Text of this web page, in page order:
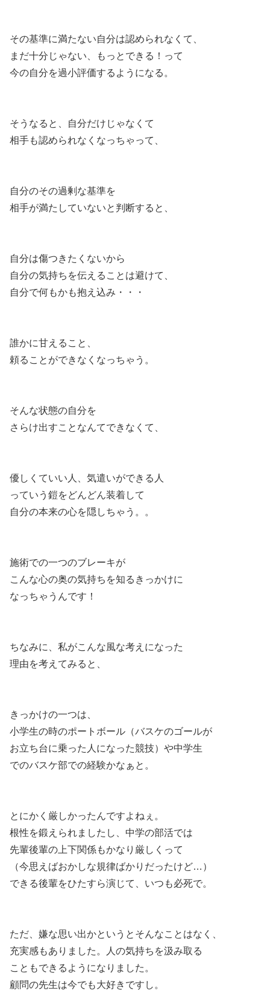
その基準に満たない自分は認められなくて、
まだ十分じゃない、もっとできる！って
今の自分を過小評価するようになる。
そうなると、自分だけじゃなくて
相手も認められなくなっちゃって、
自分のその過剰な基準を
相手が満たしていないと判断すると、
自分は傷つきたくないから
自分の気持ちを伝えることは避けて、
自分で何もかも抱え込み・・・
誰かに甘えること、
頼ることができなくなっちゃう。
そんな状態の自分を
さらけ出すことなんてできなくて、
優しくていい人、気遣いができる人
っていう鎧をどんどん装着して
自分の本来の心を隠しちゃう。。
施術での一つのブレーキが
こんな心の奥の気持ちを知るきっかけに
なっちゃうんです！
ちなみに、私がこんな風な考えになった
理由を考えてみると、
きっかけの一つは、
小学生の時のポートボール（バスケのゴールが
お立ち台に乗った人になった競技）や中学生
でのバスケ部での経験かなぁと。
とにかく厳しかったんですよねぇ。
根性を鍛えられましたし、中学の部活では
先輩後輩の上下関係もかなり厳しくって
（今思えばおかしな規律ばかりだったけど…）
できる後輩をひたすら演じて、いつも必死で。
ただ、嫌な思い出かというとそんなことはなく、
充実感もありました。人の気持ちを汲み取る
こともできるようになりました。
顧問の先生は今でも大好きですし。